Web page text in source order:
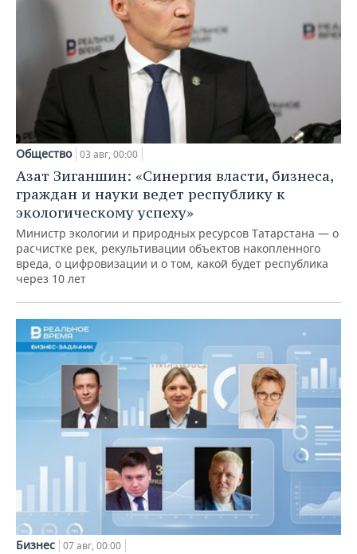
Общество 03 авг, 00:00
Азат Зиганшин: «Синергия власти, бизнеса,
граждан и науки ведет республику к
экологическому успеху»
Министр экологии и природных ресурсов Татарстана — о
расчистке рек, рекультивации объектов накопленного
вреда, о цифровизации и о том, какой будет республика
через 10 лет
Бизнес 07 авг, 00:00